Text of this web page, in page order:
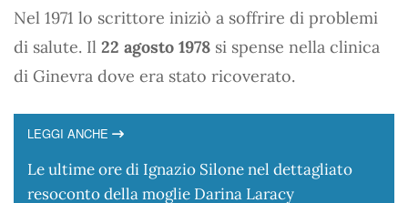
Nel 1971 lo scrittore iniziò a soffrire di problemi
di salute. Il 22 agosto 1978 si spense nella clinica
di Ginevra dove era stato ricoverato.
LEGGI ANCHE
Le ultime ore di Ignazio Silone nel dettagliato
resoconto della moglie Darina Laracy